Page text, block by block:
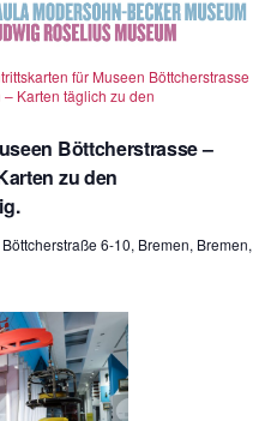
Böttcherstrasse –
zu den
für Museen Böttcherstrasse
Karten täglich zu den
Böttcherstraße 6-10, Bremen, Bremen,